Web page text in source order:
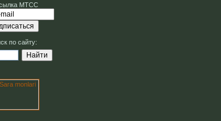
МТСС
по сайту: